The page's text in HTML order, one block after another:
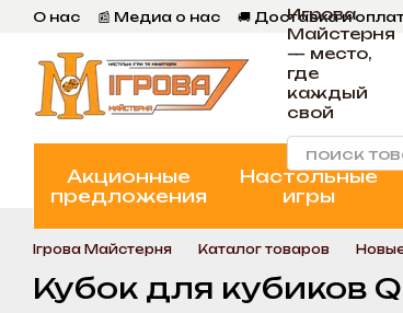
Перейти к основному контенту
О нас 📰 Медиа о нас 🚚 Доставка и
📄 Пользовательское соглашение
💬
Игрова
Майстерня
— место,
где
каждый
свой
Акционные
предложения
Настольные
игры
Ігрова Майстерня Каталог товаров
Кубок для кубиков